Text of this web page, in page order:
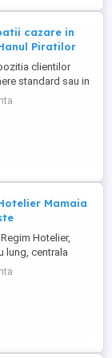
cazare in
Piratilor
clientilor
standard sau in
estival sau
Mamaia
Hotelier,
lung, centrala
tv smart,
cu bariera,
frigider,
functie de